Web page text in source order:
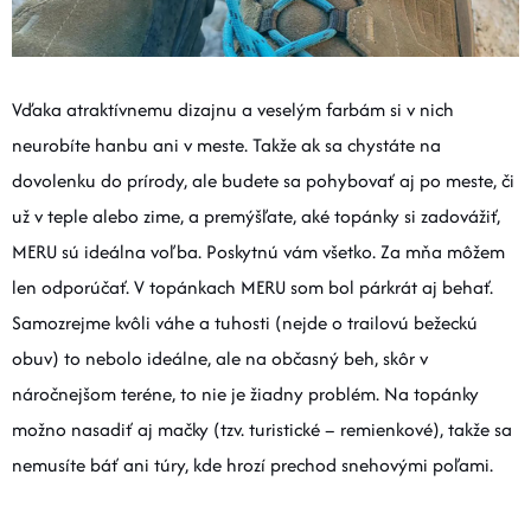
Vďaka atraktívnemu dizajnu a veselým farbám si v nich
neurobíte hanbu ani v meste. Takže ak sa chystáte na
dovolenku do prírody, ale budete sa pohybovať aj po meste, či
už v teple alebo zime, a premýšľate, aké topánky si zadovážiť,
MERU sú ideálna voľba. Poskytnú vám všetko. Za mňa môžem
len odporúčať. V topánkach MERU som bol párkrát aj behať.
Samozrejme kvôli váhe a tuhosti (nejde o trailovú bežeckú
obuv) to nebolo ideálne, ale na občasný beh, skôr v
náročnejšom teréne, to nie je žiadny problém. Na topánky
možno nasadiť aj mačky (tzv. turistické – remienkové), takže sa
nemusíte báť ani túry, kde hrozí prechod snehovými poľami.